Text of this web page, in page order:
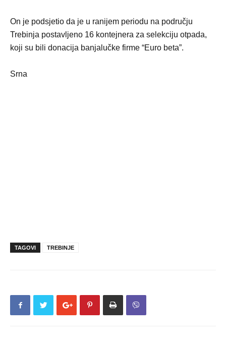
On je podsjetio da je u ranijem periodu na području
Trebinja postavljeno 16 kontejnera za selekciju otpada,
koji su bili donacija banjalučke firme “Euro beta”.
Srna
TAGOVI TREBINJE